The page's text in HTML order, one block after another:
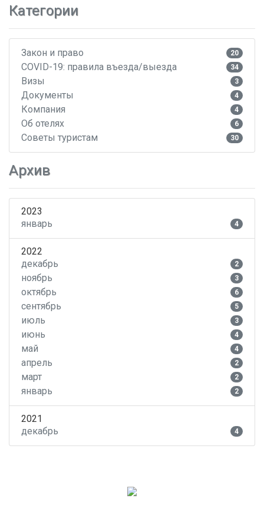
Категории
Закон и право 20
COVID-19: правила въезда/выезда 34
Визы 3
Документы 4
Компания 4
Об отелях 6
Советы туристам 30
Архив
2023
январь
4
2022
декабрь
2
ноябрь 3
октябрь 6
сентябрь 5
июль 3
июнь 4
май 4
апрель 2
март 2
январь 2
2021
декабрь
4